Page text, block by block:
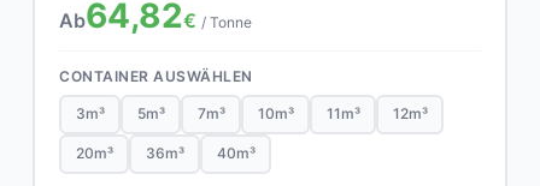
Ab64,82€ / Tonne
CONTAINER AUSWÄHLEN
3m³ 5m³ 7m³ 10m³ 11m³ 12m³
20m³ 36m³ 40m³